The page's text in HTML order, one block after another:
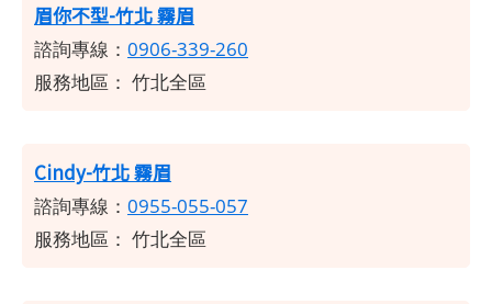
眉你不型-竹北 霧眉
諮詢專線： 0906-339-260
服務地區： 竹北全區
Cindy-竹北 霧眉
諮詢專線： 0955-055-057
服務地區： 竹北全區